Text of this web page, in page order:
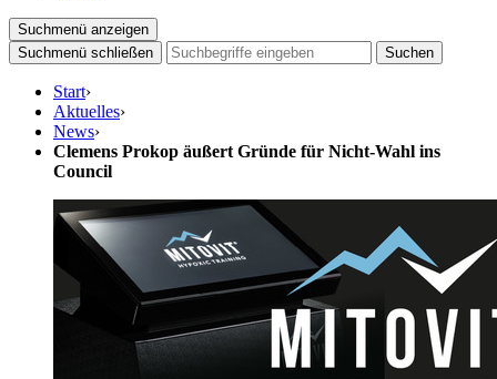
Suchmenü anzeigen
Suchmenü schließen
Suchen
Start›
Aktuelles›
News›
Clemens Prokop äußert Gründe für Nicht-Wahl ins
Council